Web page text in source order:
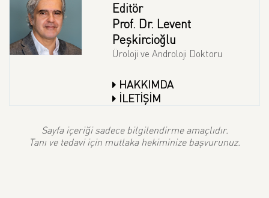
Editör
Prof. Dr. Levent
Peşkircioğlu
Üroloji ve Androloji Doktoru
HAKKIMDA
İLETİŞİM
Sayfa içeriği sadece bilgilendirme amaçlıdır.
Tanı ve tedavi için mutlaka hekiminize başvurunuz.